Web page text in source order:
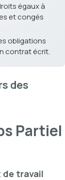
égaux à
et congés
obligations
contrat écrit.
des
Partiel
travail